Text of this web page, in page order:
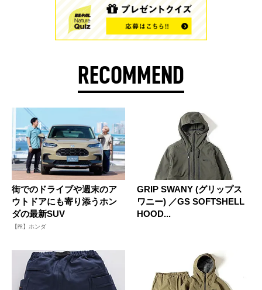
RECOMMEND
街でのドライブや週末のア
ウトドアにも寄り添うホン
ダの最新SUV
【PR】ホンダ
GRIP SWANY (グリップス
ワニー) ／GS SOFTSHELL
HOOD...